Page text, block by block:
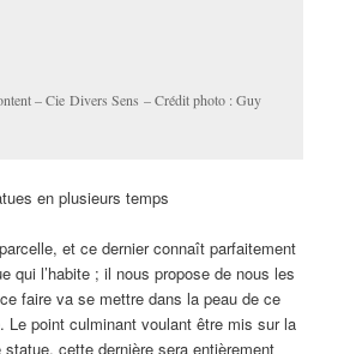
– Cie Divers Sens – Crédit photo : Guy
en plusieurs temps
et ce dernier connaît parfaitement
qui l’habite ; il nous propose de nous les
faire va se mettre dans la peau de ce
Le point culminant voulant être mis sur la
cette dernière sera entièrement